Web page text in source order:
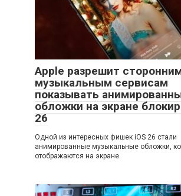
Apple разрешит
музыкальным сервисам
показывать
обложки на экране
26
Одной из интересных фишек iOS 26 стали
анимированные музыкальные обложки,
отображаются на экране